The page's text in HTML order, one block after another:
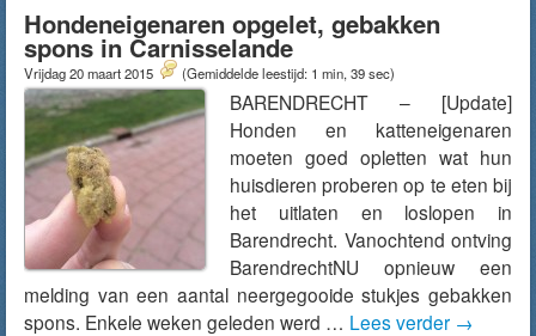
Hondeneigenaren opgelet, gebakken
spons in Carnisselande
Vrijdag 20 maart 2015 (Gemiddelde leestijd: 1 min, 39 sec)
BARENDRECHT – [Update]
Honden en katteneigenaren
moeten goed opletten wat hun
huisdieren proberen op te eten bij
het uitlaten en loslopen in
Barendrecht. Vanochtend ontving
BarendrechtNU opnieuw een
melding van een aantal neergegooide stukjes gebakken
spons. Enkele weken geleden werd … Lees verder →